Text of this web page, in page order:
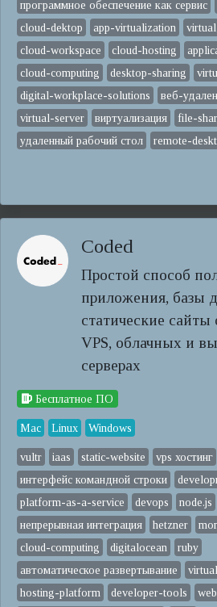
программное обеспечение как сервис
cloud-dektop
app-virtualization
cloud-workspace
cloud-hosting
cloud-computing
desktop-sharing
digital-workplace-solutions
веб-
virtual-server
виртуализация
file-
удаленный рабочий стол
remote-
Coded
Простой способ
приложения, базы
статические сайты
VPS, облачных и
серверах
Бесплатное ПО
Mac Linux Windows
vultr iaas static-website
vps хостинг
интерфейс командной строки
platform-as-a-service
devops node.js
непрерывная интеграция
hetzner
cloud-computing
digitalocean
ruby
автоматическое развертывание
hosting-platform
developer-tools